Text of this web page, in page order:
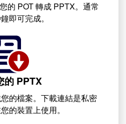
的 POT 轉成 PPTX。通常
即可完成。
的 PPTX
的檔案。下載連結是私密
的裝置上使用。